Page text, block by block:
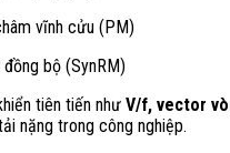
vĩnh cửu (PM)
bộ (SynRM)
tiên tiến như V/f, vector
nặng trong công nghiệp.